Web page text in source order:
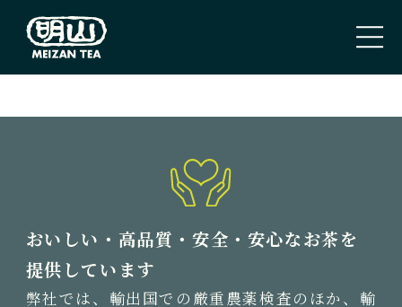
ABOUT US
おいしい・高品質・安全・安心なお茶を
提供しています
弊社では、輸出国での厳重農薬検査のほか、輸